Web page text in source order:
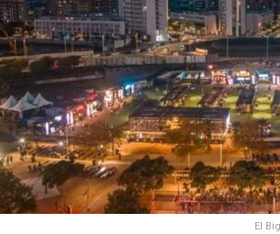
El